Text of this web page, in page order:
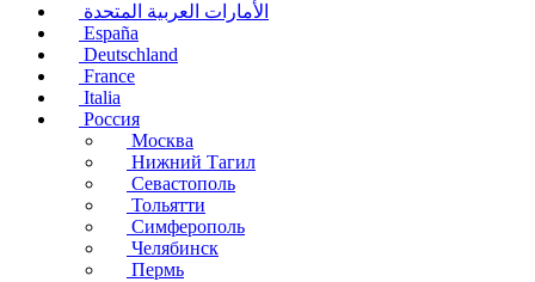
الأمارات العربية المتحدة
España
Deutschland
France
Italia
Россия
Москва
Нижний Тагил
Севастополь
Тольятти
Симферополь
Челябинск
Пермь